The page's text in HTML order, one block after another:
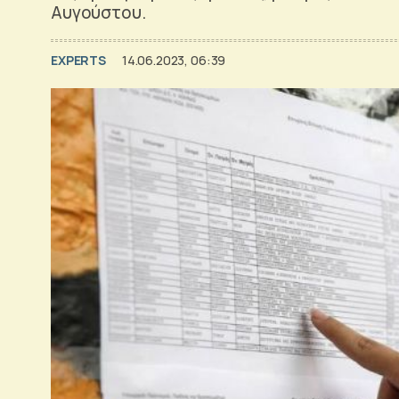
Αυγούστου.
EXPERTS 14.06.2023, 06:39